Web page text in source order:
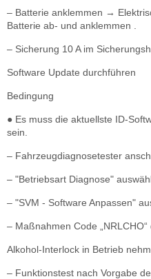
– Batterie anklemmen →
Batterie ab- und anklemmen .
– Sicherung 10 A im
Software Update durchführen
Bedingung
● Es muss die aktuellste ID-
sein.
– Fahrzeugdiagnosetester
– "Betriebsart Diagnose"
– "SVM - Software Anpassen"
– Maßnahmen Code „NRLCHO“
Alkohol-Interlock in Betrieb
– Funktionstest nach Vorgabe